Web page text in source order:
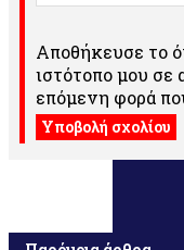
Αποθήκευσε το
ιστότοπο μου σε
επόμενη φορά